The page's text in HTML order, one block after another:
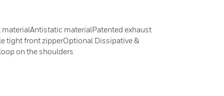
materialPatented exhaust
tight front zipperOptional Dissipative &
on the shoulders